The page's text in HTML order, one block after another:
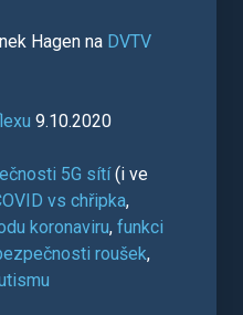
Hagen na DVTV
9.10.2020
5G sítí(i ve
vs chřipka,
koronaviru, funkci
roušek,